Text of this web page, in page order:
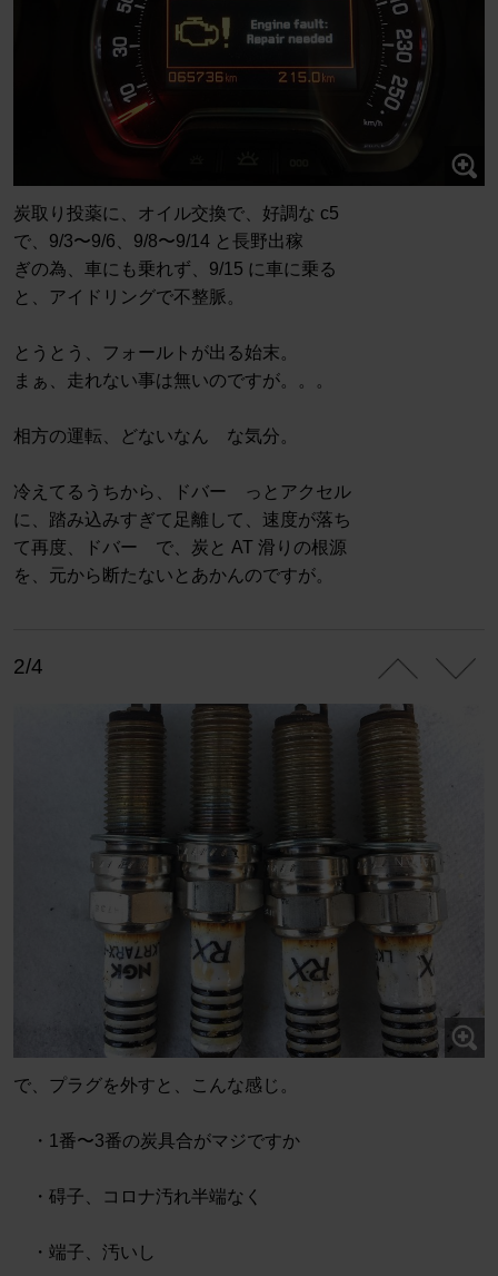
炭取り投薬に、オイル交換で、好調な c5
で、9/3〜9/6、9/8〜9/14 と長野出稼
ぎの為、車にも乗れず、9/15 に車に乗る
と、アイドリングで不整脈。
とうとう、フォールトが出る始末。
まぁ、走れない事は無いのですが。。。
相方の運転、どないなん な気分。
冷えてるうちから、ドバー っとアクセル
に、踏み込みすぎて足離して、速度が落ち
て再度、ドバー で、炭と AT 滑りの根源
を、元から断たないとあかんのですが。
2/4
で、プラグを外すと、こんな感じ。
・1番〜3番の炭具合がマジですか
・碍子、コロナ汚れ半端なく
・端子、汚いし